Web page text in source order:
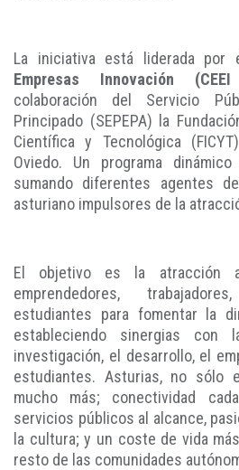
La iniciativa está liderada por
Empresas Innovación
colaboración del Servicio
Principado (SEPEPA) la
Científica y Tecnológica
Oviedo. Un programa
sumando diferentes agentes
asturiano impulsores de la
El objetivo es la atracción
emprendedores,
estudiantes para fomentar la
estableciendo sinergias con
investigación, el desarrollo, el
estudiantes. Asturias, no sólo
mucho más; conectividad
servicios públicos al alcance,
la cultura; y un coste de vida
resto de las comunidades